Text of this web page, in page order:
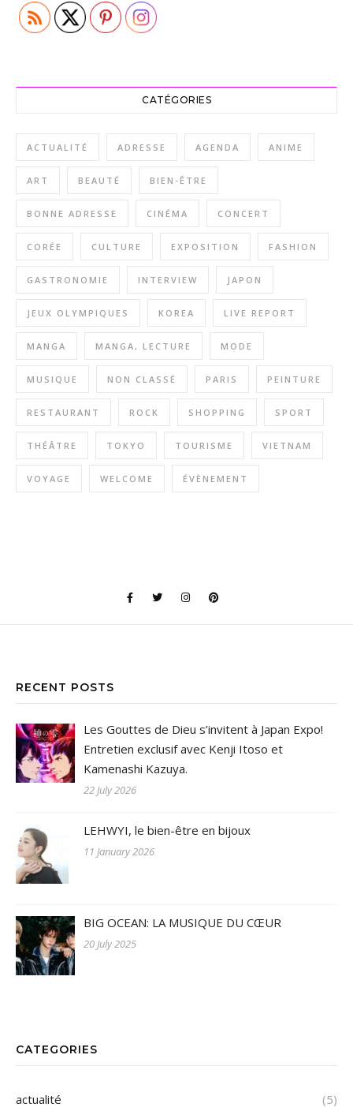
CATÉGORIES
ACTUALITÉ ADRESSE AGENDA ANIME
ART BEAUTÉ BIEN-ÊTRE
BONNE ADRESSE CINÉMA CONCERT
CORÉE CULTURE EXPOSITION FASHION
GASTRONOMIE INTERVIEW JAPON
JEUX OLYMPIQUES KOREA LIVE REPORT
MANGA MANGA, LECTURE MODE
MUSIQUE NON CLASSÉ PARIS PEINTURE
RESTAURANT ROCK SHOPPING SPORT
THÉÂTRE TOKYO TOURISME VIETNAM
VOYAGE WELCOME ÉVÈNEMENT
RECENT POSTS
Les Gouttes de Dieu s’invitent à Japan Expo!
Entretien exclusif avec Kenji Itoso et
Kamenashi Kazuya.
22 July 2026
LEHWYI, le bien-être en bijoux
11 January 2026
BIG OCEAN: LA MUSIQUE DU CŒUR
20 July 2025
CATEGORIES
actualité (5)